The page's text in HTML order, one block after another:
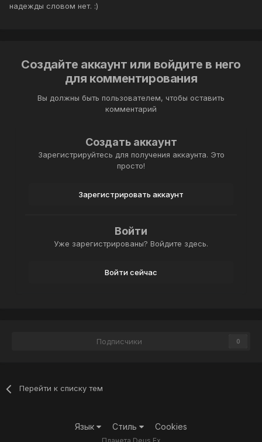
надежды словом нет. :)
Создайте аккаунт или войдите в него
для комментирования
Вы должны быть пользователем, чтобы оставить
комментарий
Создать аккаунт
Зарегистрируйтесь для получения аккаунта. Это
просто!
Зарегистрировать аккаунт
Войти
Уже зарегистрированы? Войдите здесь.
Войти сейчас
Подписчики 0
Перейти к списку тем
Язык Стиль Cookies